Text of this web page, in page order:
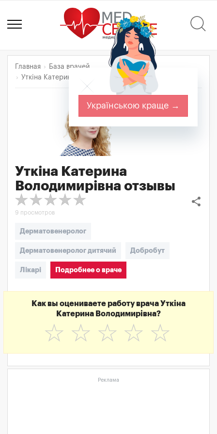
Главная
База врачей
Уткіна Катерина Володимирівна
Отзывы
Уткіна Катерина
Володимирівна отзывы
share
9 просмотров
Дерматовенеролог
Дерматовенеролог дитячий Добробут
Лікарі Подробнее о враче
Как вы оцениваете работу врача Уткіна
Катерина Володимирівна?
☆
☆
☆
☆
☆
Реклама
Українською краще →